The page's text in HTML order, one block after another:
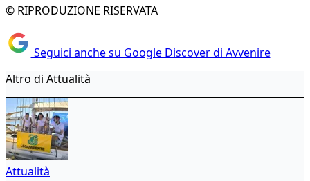
© RIPRODUZIONE RISERVATA
Seguici anche su Google Discover di Avvenire
Altro di Attualità
Attualità